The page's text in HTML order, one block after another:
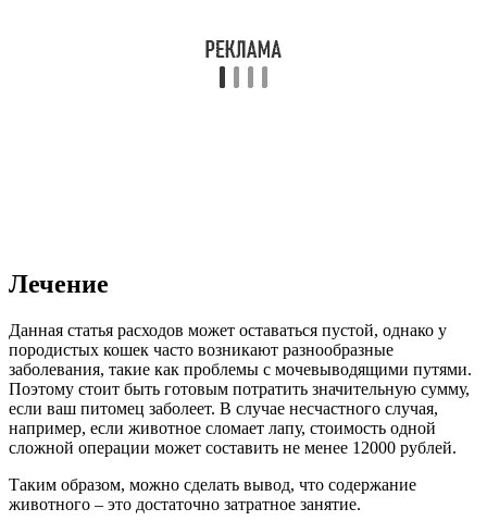
Лечение
Данная статья расходов может оставаться пустой, однако у
породистых кошек часто возникают разнообразные
заболевания, такие как проблемы с мочевыводящими путями.
Поэтому стоит быть готовым потратить значительную сумму,
если ваш питомец заболеет. В случае несчастного случая,
например, если животное сломает лапу, стоимость одной
сложной операции может составить не менее 12000 рублей.
Таким образом, можно сделать вывод, что содержание
животного – это достаточно затратное занятие.